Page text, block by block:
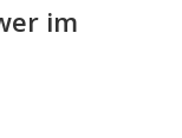
im